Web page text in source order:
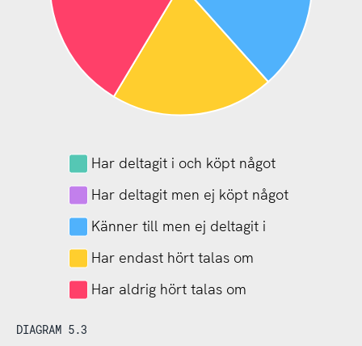
Har deltagit i och köpt något
Har deltagit men ej köpt något
Känner till men ej deltagit i
Har endast hört talas om
Har aldrig hört talas om
DIAGRAM 5.3